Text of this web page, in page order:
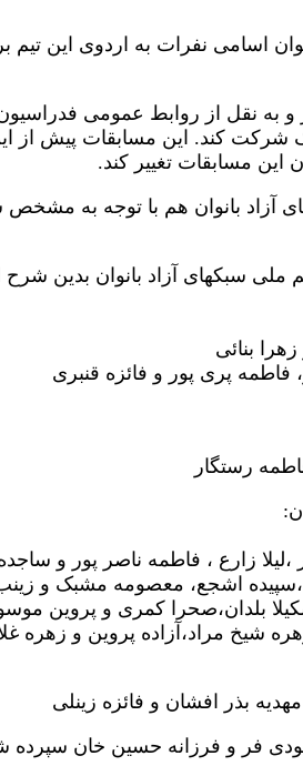
اسامی نفرات به اردوی این
و به نقل از روابط عمومی
کند. این مسابقات پیش از
مسابقات تغییر کند.
آزاد بانوان هم با توجه به
ملی سبکهای آزاد بانوان بدین
رستگار
بذر افشان و فائزه زینلی
فر و فرزانه حسین خان